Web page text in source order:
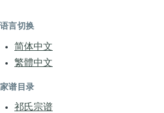
语言切换
简体中文
繁體中文
家谱目录
祁氏宗谱